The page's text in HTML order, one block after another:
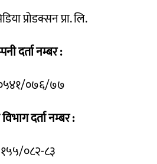
प्रोडक्सन प्रा. लि.
दर्ता नम्बर :
०७६/७७
दर्ता नम्बर :
०८२-८३